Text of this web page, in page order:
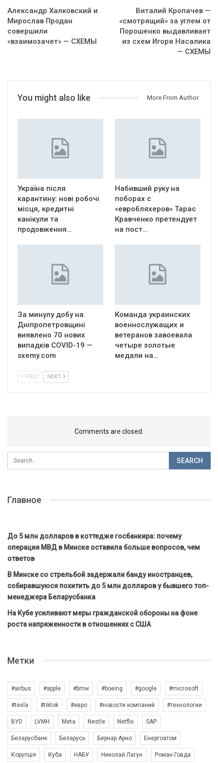
Александр Халковский и
Мирослав Продан
совершили
«взаимозачет» — СХЕМЫ
Виталий Кропачев —
«смотрящий» за углем от
Порошенко выдавливает
из схем Игоря Насалика
— СХЕМЫ
You might also like More From Author
Україна після
карантину: нові робочі
місця, кредитні
канікули та
продовження…
Набивший руку на
поборах с
«евробляхеров» Тарас
Кравченко претендует
на пост…
За минулу добу на
Дніпропетровщині
виявлено 70 нових
випадків COVID-19 —
sxemy.com
Команда украинских
военнослужащих и
ветеранов завоевала
четыре золотые
медали на…
PREV NEXT
Comments are closed.
Главное
До 5 млн долларов в коттедже госбанкира: почему
операция МВД в Минске оставила больше вопросов, чем
ответов
В Минске со стрельбой задержали банду иностранцев,
собиравшуюся похитить до 5 млн долларов у бывшего топ-
менеджера Беларусбанка
На Кубе усиливают меры гражданской обороны на фоне
роста напряженности в отношениях с США
Метки
#airbus #apple #bmw #boeing #google #microsoft
#tesla #tiktok #евро #новости компаний #технологии
BYD LVMH Meta Nestle Netflix SAP
Беларусбанк Беларусь Бернар Арно Енергоатом
Корупція Куба НАБУ Николай Лагун Роман Говда